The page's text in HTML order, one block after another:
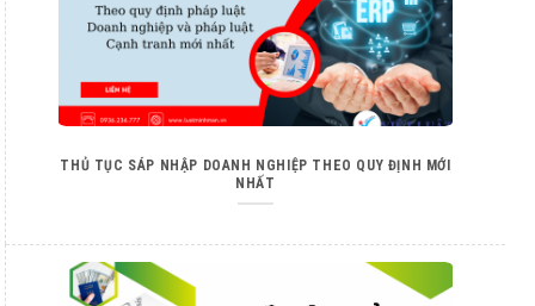
THỦ TỤC SÁP NHẬP DOANH NGHIỆP THEO QUY ĐỊNH MỚI
NHẤT